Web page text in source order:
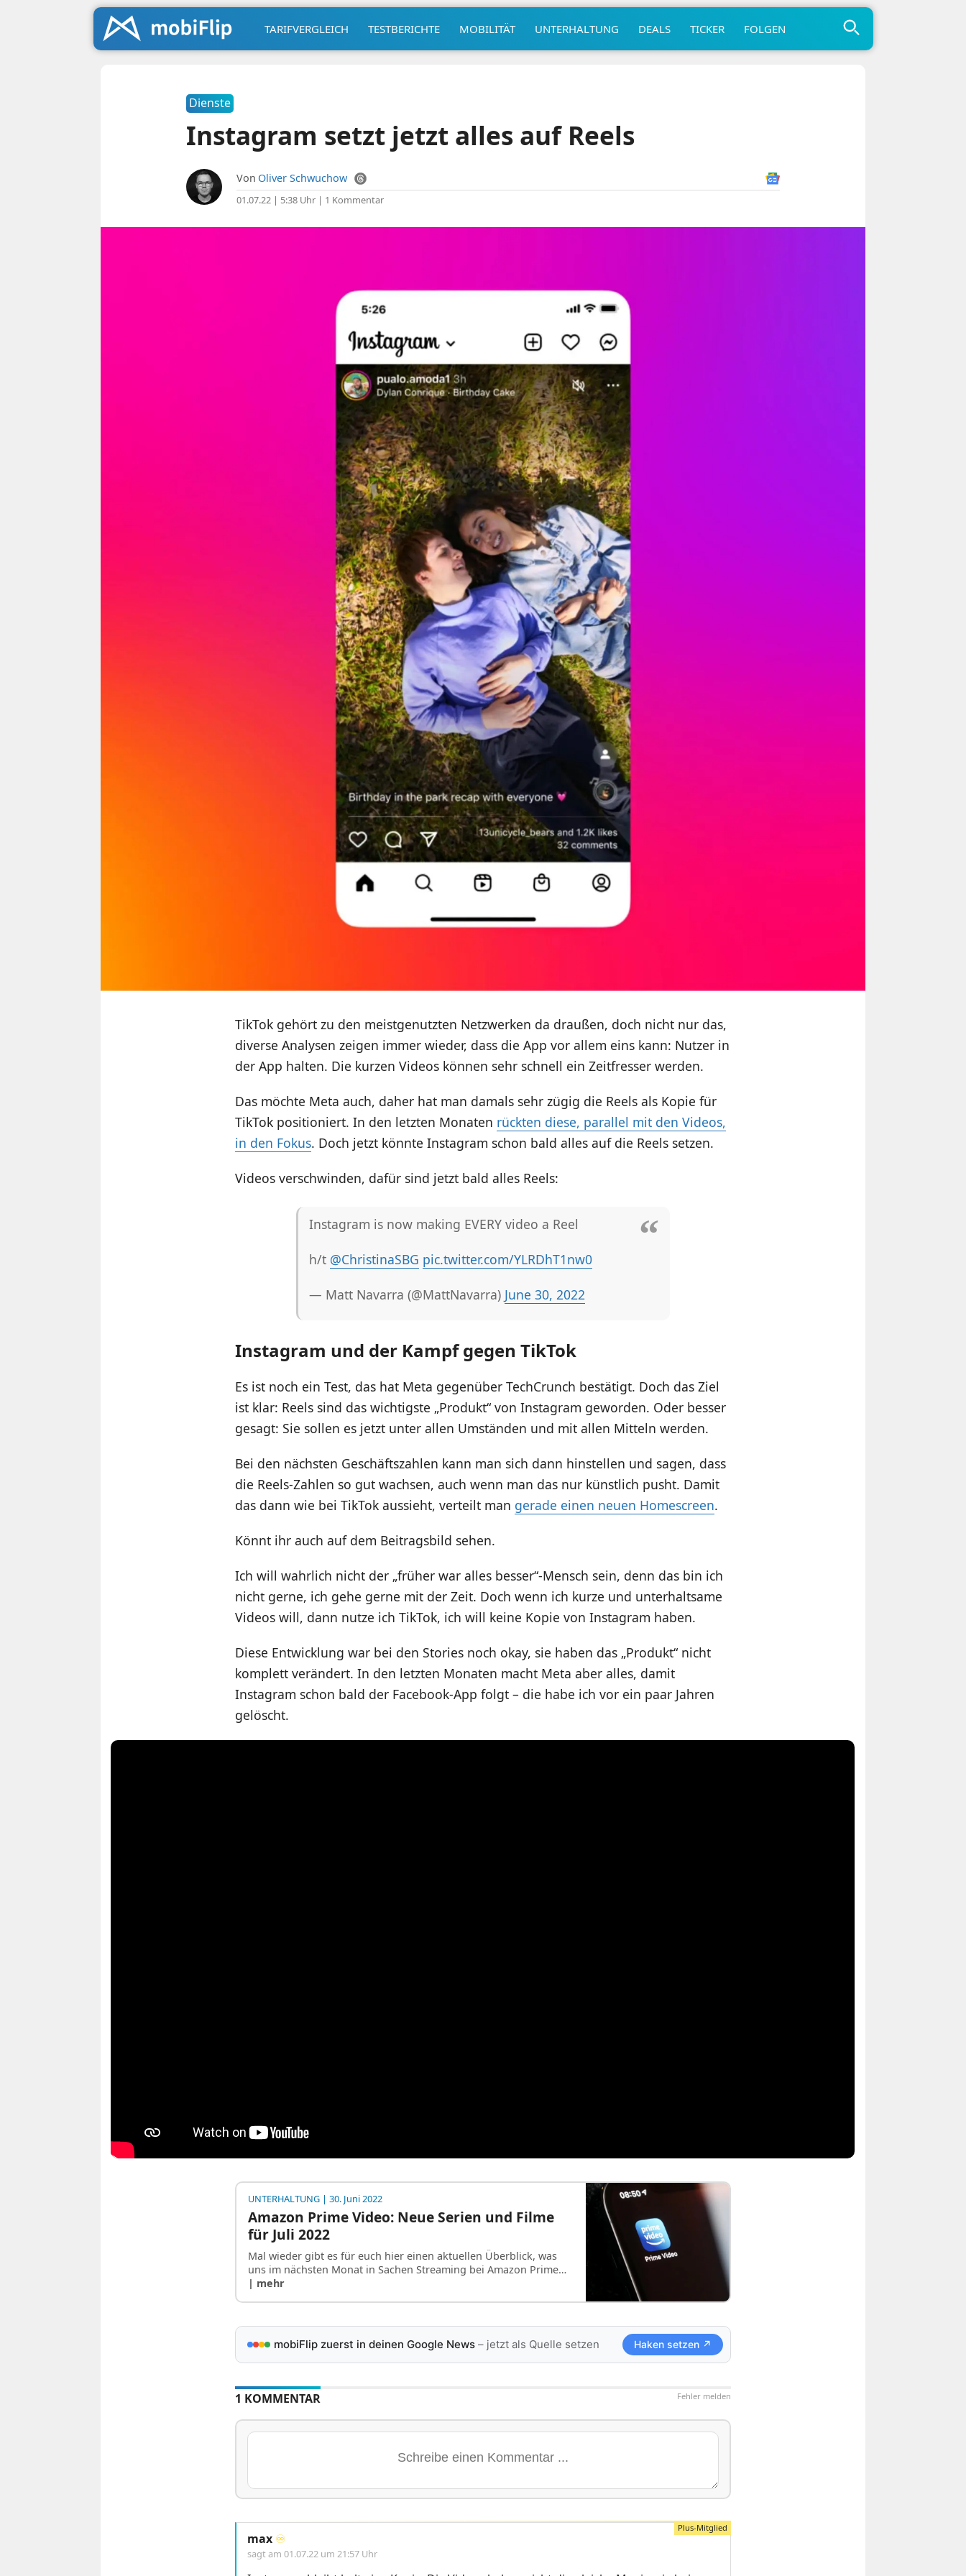
TARIFVERGLEICH TESTBERICHTE MOBILITÄT UNTERHALTUNG DEALS TICKER FOLGEN
Dienste
Instagram setzt jetzt alles auf Reels
Von Oliver Schwuchow
01.07.22 | 5:38 Uhr| 1 Kommentar
TikTok gehört zu den meistgenutzten Netzwerken da draußen, doch nicht nur das,
diverse Analysen zeigen immer wieder, dass die App vor allem eins kann: Nutzer in
der App halten. Die kurzen Videos können sehr schnell ein Zeitfresser werden.
Das möchte Meta auch, daher hat man damals sehr zügig die Reels als Kopie für
TikTok positioniert. In den letzten Monaten rückten diese, parallel mit den Videos,
in den Fokus. Doch jetzt könnte Instagram schon bald alles auf die Reels setzen.
Videos verschwinden, dafür sind jetzt bald alles Reels:
Instagram is now making EVERY video a Reel
h/t @ChristinaSBG pic.twitter.com/YLRDhT1nw0
— Matt Navarra (@MattNavarra) June 30, 2022
Instagram und der Kampf gegen TikTok
Es ist noch ein Test, das hat Meta gegenüber TechCrunch bestätigt. Doch das Ziel
ist klar: Reels sind das wichtigste „Produkt“ von Instagram geworden. Oder besser
gesagt: Sie sollen es jetzt unter allen Umständen und mit allen Mitteln werden.
Bei den nächsten Geschäftszahlen kann man sich dann hinstellen und sagen, dass
die Reels-Zahlen so gut wachsen, auch wenn man das nur künstlich pusht. Damit
das dann wie bei TikTok aussieht, verteilt man gerade einen neuen Homescreen.
Könnt ihr auch auf dem Beitragsbild sehen.
Ich will wahrlich nicht der „früher war alles besser“-Mensch sein, denn das bin ich
nicht gerne, ich gehe gerne mit der Zeit. Doch wenn ich kurze und unterhaltsame
Videos will, dann nutze ich TikTok, ich will keine Kopie von Instagram haben.
Diese Entwicklung war bei den Stories noch okay, sie haben das „Produkt“ nicht
komplett verändert. In den letzten Monaten macht Meta aber alles, damit
Instagram schon bald der Facebook-App folgt – die habe ich vor ein paar Jahren
gelöscht.
UNTERHALTUNG| 30. Juni 2022
Amazon Prime Video: Neue Serien und Filme
für Juli 2022
Mal wieder gibt es für euch hier einen aktuellen Überblick, was
uns im nächsten Monat in Sachen Streaming bei Amazon Prime…
| mehr
mobiFlip zuerst in deinen Google News– jetzt als Quelle setzen Haken setzen ↗
Fehler melden
1 KOMMENTAR
max ♾️
sagt am 01.07.22 um 21:57 Uhr